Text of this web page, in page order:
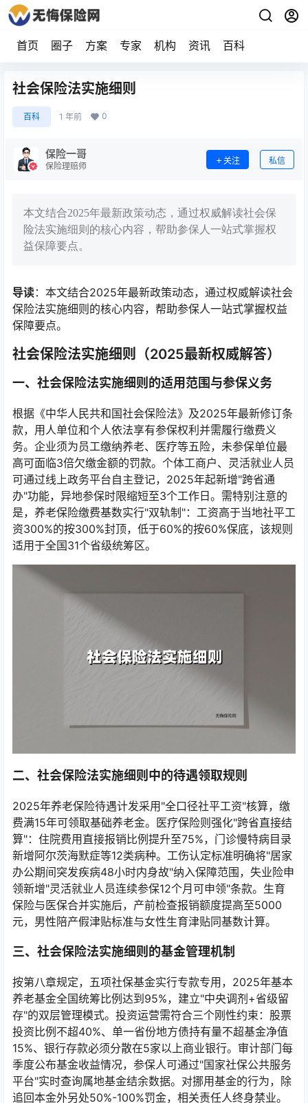
首页 圈子 方案 专家 机构 资讯 百科
社会保险法实施细则
百科 1 年前 0
保险一哥
保险理赔师
关注 私信
本文结合2025年最新政策动态，通过权威解读社会保
险法实施细则的核心内容，帮助参保人一站式掌握权
益保障要点。
导读：本文结合2025年最新政策动态，通过权威解读社会
保险法实施细则的核心内容，帮助参保人一站式掌握权益
保障要点。
社会保险法实施细则（2025最新权威解答）
一、社会保险法实施细则的适用范围与参保义务
根据《中华人民共和国社会保险法》及2025年最新修订条
款，用人单位和个人依法享有参保权利并需履行缴费义
务。企业须为员工缴纳养老、医疗等五险，未参保单位最
高可面临3倍欠缴金额的罚款。个体工商户、灵活就业人员
可通过线上政务平台自主登记，2025年起新增"跨省通
办"功能，异地参保时限缩短至3个工作日。需特别注意的
是，养老保险缴费基数实行"双轨制"：工资高于当地社平工
资300%的按300%封顶，低于60%的按60%保底，该规则
适用于全国31个省级统筹区。
二、社会保险法实施细则中的待遇领取规则
2025年养老保险待遇计发采用"全口径社平工资"核算，缴
费满15年可领取基础养老金。医疗保险则强化"跨省直接结
算"：住院费用直接报销比例提升至75%，门诊慢特病目录
新增阿尔茨海默症等12类病种。工伤认定标准明确将"居家
办公期间突发疾病48小时内身故"纳入保障范围，失业险申
领新增"灵活就业人员连续参保12个月可申领"条款。生育
保险与医保合并实施后，产前检查报销额度提高至5000
元，男性陪产假津贴标准与女性生育津贴同基数计算。
三、社会保险法实施细则的基金管理机制
按第八章规定，五项社保基金实行专款专用，2025年基本
养老基金全国统筹比例达到95%，建立"中央调剂+省级留
存"的双层管理模式。投资运营需符合三个刚性约束：股票
投资比例不超40%、单一省份地方债持有量不超基金净值
15%、银行存款必须分散在5家以上商业银行。审计部门每
季度公布基金收益情况，参保人可通过"国家社保公共服务
平台"实时查询属地基金结余数据。对挪用基金的行为，除
追回本金外另处50%-100%罚金，相关责任人终身禁业。